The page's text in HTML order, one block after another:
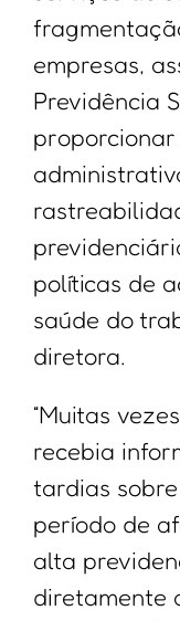
empresas,
Previdência
políticas de
saúde do
diretora.
“Muitas
recebia
tardias
período de
alta
diretamente